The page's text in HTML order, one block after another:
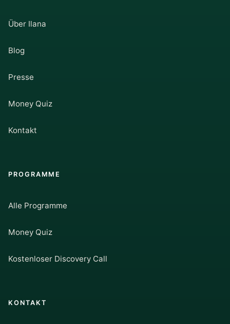
Über Ilana
Blog
Presse
Money Quiz
Kontakt
PROGRAMME
Alle Programme
Money Quiz
Kostenloser Discovery Call
KONTAKT